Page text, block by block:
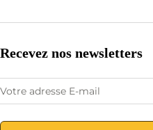
Recevez nos newsletters